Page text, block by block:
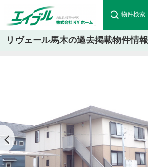
物件検索
リヴェール馬木の過去掲載物件情報